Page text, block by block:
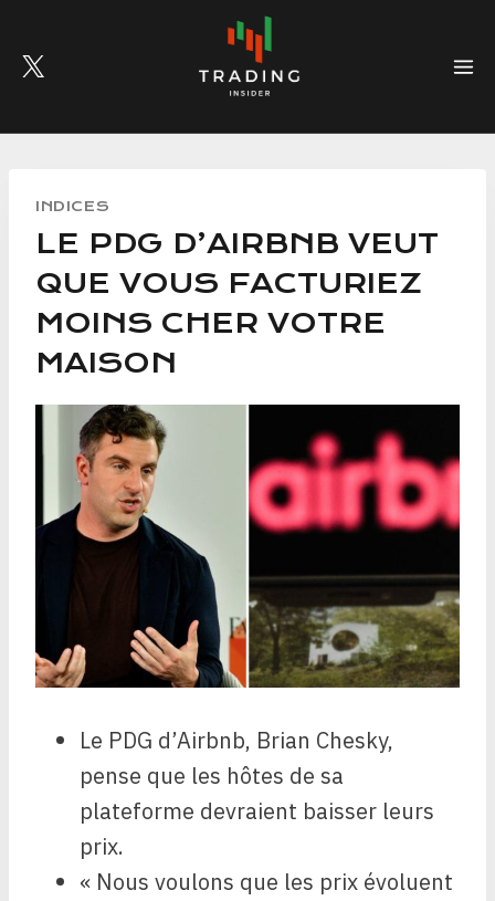
content
INDICES
LE PDG D’AIRBNB VEUT
QUE VOUS FACTURIEZ
MOINS CHER VOTRE
MAISON
Le PDG d’Airbnb, Brian Chesky,
pense que les hôtes de sa
plateforme devraient baisser leurs
prix.
« Nous voulons que les prix évoluent